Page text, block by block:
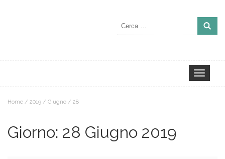
Ricerca
Toggle
navigation
Home / 2019 / Giugno / 28
Giorno: 28 Giugno 2019